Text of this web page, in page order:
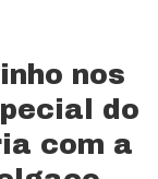
nos
do
com a